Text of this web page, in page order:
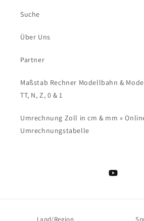
Suche
Über Uns
Partner
Maßstab Rechner Modellbahn &
TT, N, Z, 0 & 1
Umrechnung Zoll in cm & mm »
Umrechnungstabelle
YouTube
Land/Region